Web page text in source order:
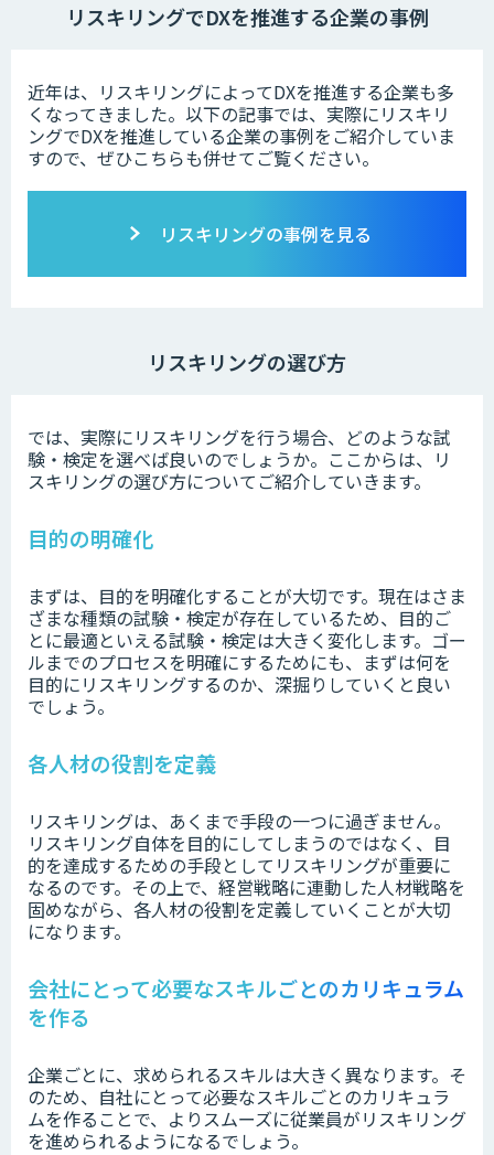
リスキリングでDXを推進する企業の事例
近年は、リスキリングによってDXを推進する企業も多
くなってきました。以下の記事では、実際にリスキリ
ングでDXを推進している企業の事例をご紹介していま
すので、ぜひこちらも併せてご覧ください。
リスキリングの事例を見る
リスキリングの選び方
では、実際にリスキリングを行う場合、どのような試
験・検定を選べば良いのでしょうか。ここからは、リ
スキリングの選び方についてご紹介していきます。
目的の明確化
まずは、目的を明確化することが大切です。現在はさま
ざまな種類の試験・検定が存在しているため、目的ご
とに最適といえる試験・検定は大きく変化します。ゴー
ルまでのプロセスを明確にするためにも、まずは何を
目的にリスキリングするのか、深掘りしていくと良い
でしょう。
各人材の役割を定義
リスキリングは、あくまで手段の一つに過ぎません。
リスキリング自体を目的にしてしまうのではなく、目
的を達成するための手段としてリスキリングが重要に
なるのです。その上で、経営戦略に連動した人材戦略を
固めながら、各人材の役割を定義していくことが大切
になります。
会社にとって必要なスキルごとのカリキュラム
を作る
企業ごとに、求められるスキルは大きく異なります。そ
のため、自社にとって必要なスキルごとのカリキュラ
ムを作ることで、よりスムーズに従業員がリスキリング
を進められるようになるでしょう。